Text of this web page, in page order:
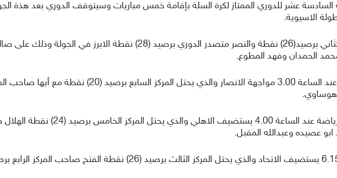
السادسة عشر للدوري الممتاز لكرة السلة بإقامة خمس مباريات وسيتوقف الدوري بعد هذة
الاسيوية.
الحمدان وفهد المطوع.
هوساوي.
ابو عصيده وعبدالله المقبل.